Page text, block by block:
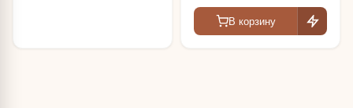
В корзину